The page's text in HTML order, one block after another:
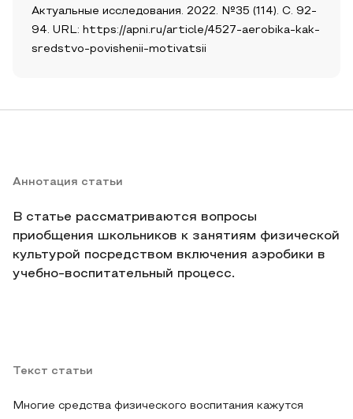
Актуальные исследования. 2022. №35 (114). С. 92-
94. URL: https://apni.ru/article/4527-aerobika-kak-
sredstvo-povishenii-motivatsii
Аннотация статьи
В статье рассматриваются вопросы
приобщения школьников к занятиям физической
культурой посредством включения аэробики в
учебно-воспитательный процесс.
Текст статьи
Многие средства физического воспитания кажутся